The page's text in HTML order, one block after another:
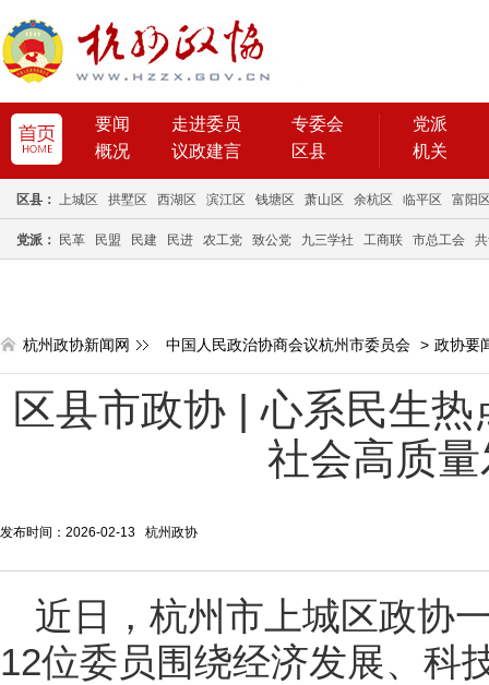
要闻 走进委员
专委会
概况
议政建言 区县
党派
机关
区县： 上城区 拱墅区 西湖区 滨江区 钱塘区 萧山区 余杭区 临平区 富阳
党派： 民革 民盟 民建 民进 农工党 致公党 九三学社 工商联 市总工会
杭州政协新闻网 中国人民政治协商会议杭州市委员会 > 政协要
区县市政协 | 心系民生
社会高质
发布时间：2026-02-13 杭州政协
近日，杭州市上城区政协
12位委员围绕经济发展、科